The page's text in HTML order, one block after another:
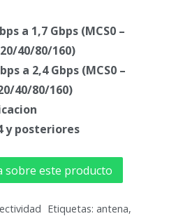
a 1,7 Gbps (MCS0 –
40/80/160)
a 2,4 Gbps (MCS0 –
40/80/160)
y posteriores
sobre este producto
Etiquetas: antena,